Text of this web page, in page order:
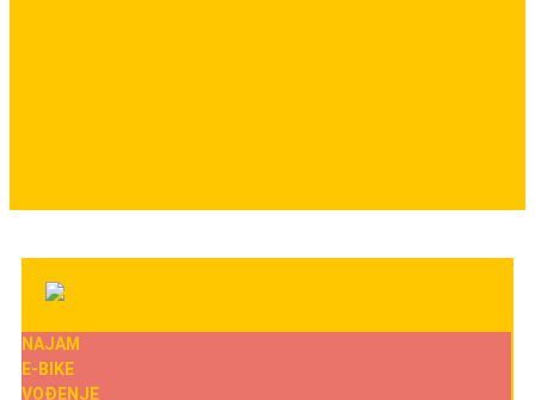
NAJAM
E-BIKE
VOĐENJE